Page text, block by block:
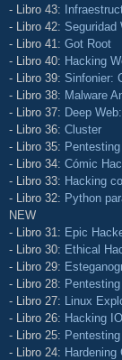
- Libro 43:
- Libro 42: Seguridad
- Libro 41: Got Root
- Libro 40: Hacking
- Libro 39: Sinfonier:
- Libro 38: Malware
- Libro 37: Deep
- Libro 36: Cluster
- Libro 35:
- Libro 34: Cómic
- Libro 33: Hacking
- Libro 32: Python
NEW
- Libro 31: Epic
- Libro 30: Ethical
- Libro 29:
- Libro 28:
- Libro 27: Linux
- Libro 26: Hacking
- Libro 25:
- Libro 24: Hardening